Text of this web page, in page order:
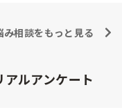
よね💦
み相談をもっと見る
アルアンケート